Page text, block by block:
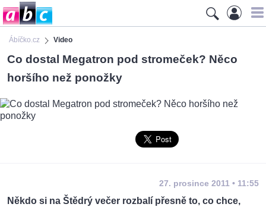
Ábíčko.cz Video
Co dostal Megatron pod stromeček? Něco
horšího než ponožky
27. prosince 2011 • 11:55
Někdo si na Štědrý večer rozbalí přesně to, co chce,